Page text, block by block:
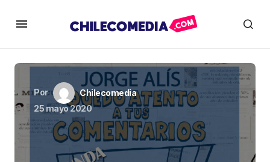
Por
Chilecomedia
25 mayo 2020